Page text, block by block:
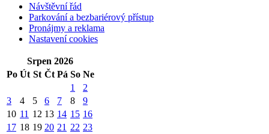
Návštěvní řád
Parkování a bezbariérový přístup
Pronájmy a reklama
Nastavení cookies
Srpen 2026
Po Út St Čt Pá So Ne
1
2
3
4 5 6 7 8
9
10 11 12 13 14 15 16
17 18 19 20 21 22 23